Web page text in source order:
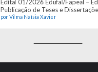
Edital 01/2026 Edufal/Fapeal –
Publicação de Teses e
por Vilma Naísia Xavier